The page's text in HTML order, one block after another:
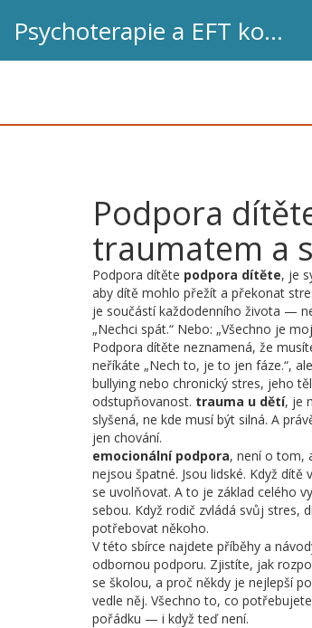
Psychoterapie a EFT koučink
Podpora
traumatem a
Podpora dítěte podpora dítěte, je
aby dítě mohlo přežít a překonat
je součástí každodenního života —
„Nechci spát.“ Nebo: „Všechno je
Podpora dítěte neznamená, že
neříkáte „Nech to, je to jen fáze.“,
bullying nebo chronický stres, jeho
odstupňovanost. trauma u dětí, je
slyšená, ne kde musí být silná. A
jen chování.
emocionální podpora, není o tom,
nejsou špatné. Jsou lidské. Když dítě
se uvolňovat. A to je základ celého
sebou. Když rodič zvládá svůj stres,
potřebovat někoho.
V této sbírce najdete příběhy a
odbornou podporu. Zjistíte, jak
se školou, a proč někdy je nejlepší
vedle něj. Všechno to, co
pořádku — i když teď není.